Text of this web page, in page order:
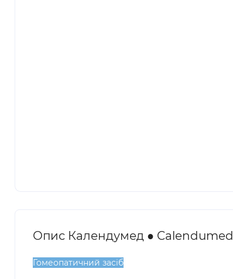
Опис Календумед ● Calendumed
Гомеопатичний засіб